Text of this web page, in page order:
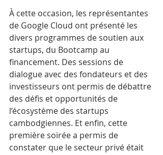
À cette occasion, les représentantes
de Google Cloud ont présenté les
divers programmes de soutien aux
startups, du Bootcamp au
financement. Des sessions de
dialogue avec des fondateurs et des
investisseurs ont permis de débattre
des défis et opportunités de
l’écosystème des startups
cambodgiennes. Et enfin, cette
première soirée a permis de
constater que le secteur privé était